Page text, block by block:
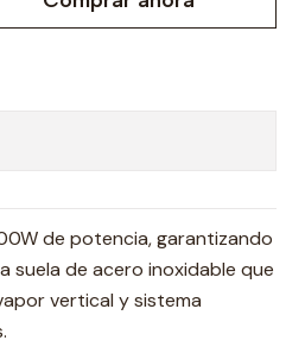
de potencia, garantizando
suela de acero inoxidable que
vertical y sistema